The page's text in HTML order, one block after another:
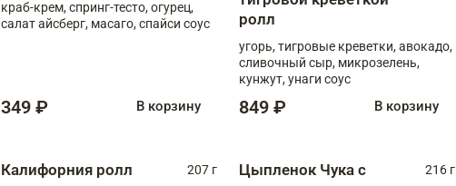
краб-крем, спринг-тесто, огурец,
салат айсберг, масаго, спайси соус
349 ₽ В корзину
ролл
угорь, тигровые креветки, авокадо,
сливочный сыр, микрозелень,
кунжут, унаги соус
849 ₽ В корзину
Калифорния ролл 207 г
Цыпленок Чука с
216 г